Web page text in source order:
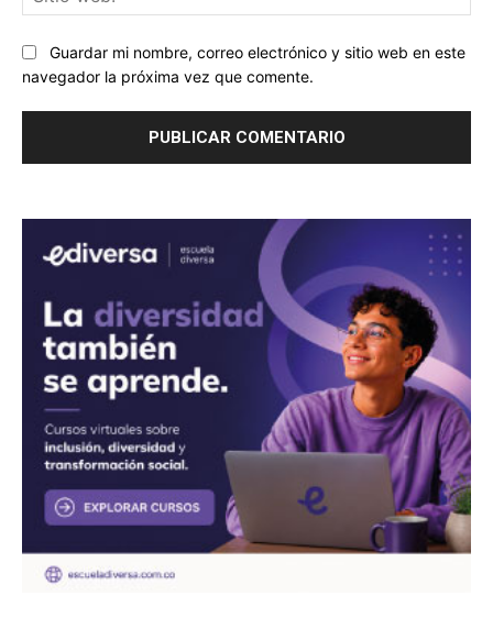
Guardar mi nombre, correo electrónico y sitio web en este
navegador la próxima vez que comente.